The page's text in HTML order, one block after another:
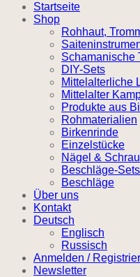
Startseite
Shop
Rohhaut,
Schamanische
DIY-Sets
Mittelalterliche
Mittelalter
Produkte aus
Rohmaterialien
Birkenrinde
Einzelstücke
Nägel &
Beschläge-Sets
Beschläge
Über uns
Kontakt
Deutsch
Englisch
Russisch
Anmelden /
Newsletter